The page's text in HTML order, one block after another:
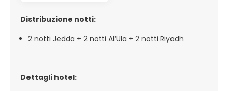
Distribuzione notti:
2 notti Jedda + 2 notti Al’Ula + 2 notti Riyadh
Dettagli hotel: